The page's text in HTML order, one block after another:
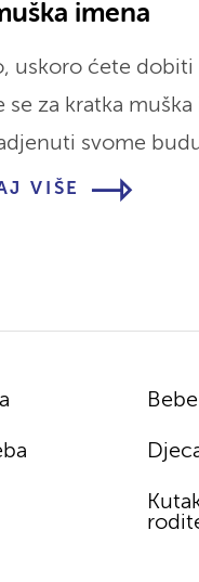
imena
uskoro ćete dobiti
se za kratka
svome
VIŠE
Bebe